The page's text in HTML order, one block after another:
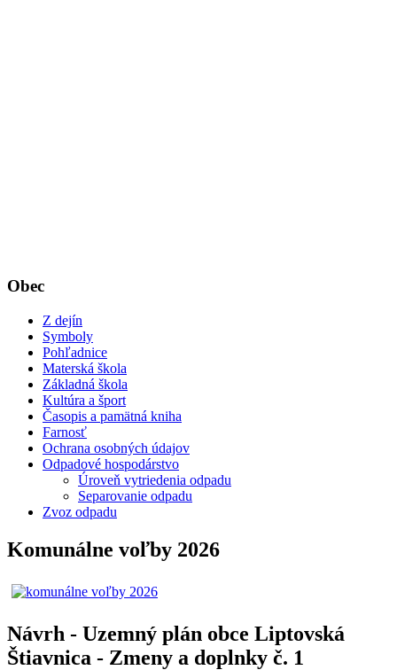
Obec
Z dejín
Symboly
Pohľadnice
Materská škola
Základná škola
Kultúra a šport
Časopis a pamätná kniha
Farnosť
Ochrana osobných údajov
Odpadové hospodárstvo
Úroveň vytriedenia odpadu
Separovanie odpadu
Zvoz odpadu
Komunálne voľby 2026
Návrh - Uzemný plán obce Liptovská
Štiavnica - Zmeny a doplnky č. 1